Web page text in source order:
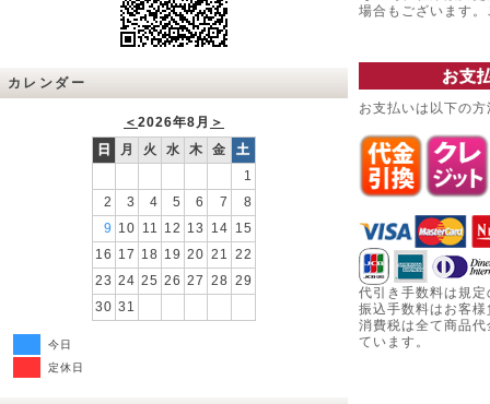
カレンダー
＜ 2026年8月 ＞
日
月 火 水 木 金
土
1
2
3 4 5 6 7
8
9 10 11 12 13 14 15
16 17 18 19 20 21 22
23 24 25 26 27 28 29
30 31
今日
定休日
場合もございます
お支
お支払いは以下の
代引き手数料は規
振込手数料はお客
消費税は全て商品
ています。